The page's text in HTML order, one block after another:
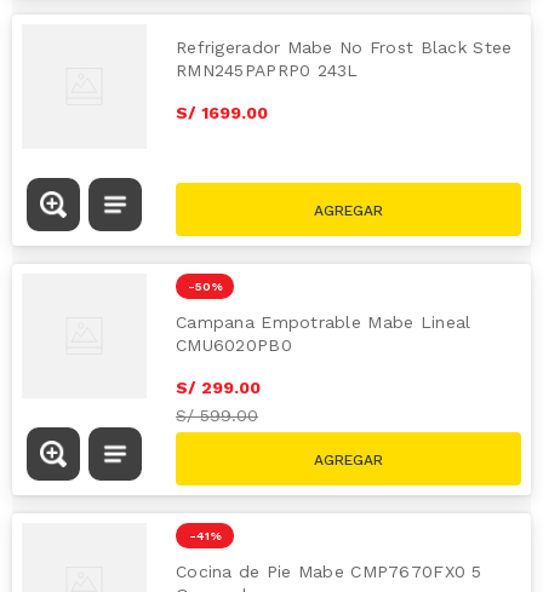
Refrigerador Mabe No Frost Black Stee
RMN245PAPRP0 243L
S/ 1699.00
-50 %
Campana Empotrable Mabe Lineal
CMU6020PB0
S/ 299.00
S/599.00
-41 %
Cocina de Pie Mabe CMP7670FX0 5